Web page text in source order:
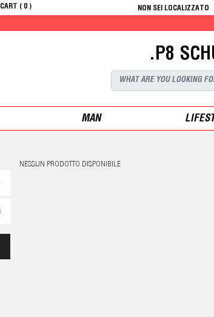
CART ( 0 ) NON SEI LOCALIZZATO
.P8
MAN
NESSUN PRODOTTO DISPONIBILE